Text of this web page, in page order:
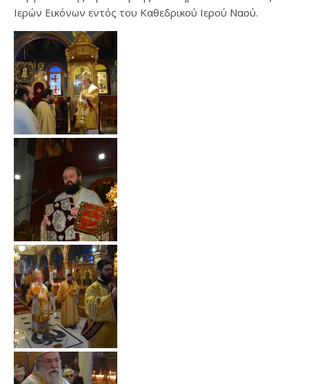
Ιερών Εικόνων εντός του Καθεδρικού Ιερού Ναού.